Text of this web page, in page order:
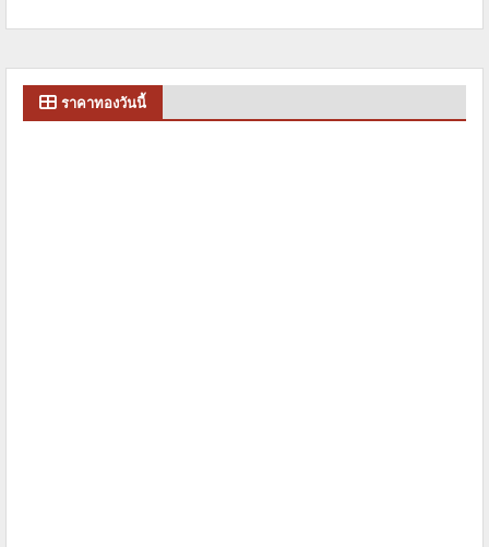
ราคาทองวันนี้